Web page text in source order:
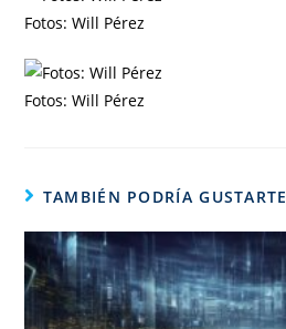
Fotos: Will Pérez
Fotos: Will Pérez
TAMBIÉN PODRÍA GUSTARTE